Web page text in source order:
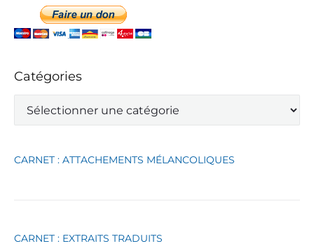
Catégories
t
o
CARNET : ATTACHEMENTS MÉLANCOLIQUES
CARNET : EXTRAITS TRADUITS